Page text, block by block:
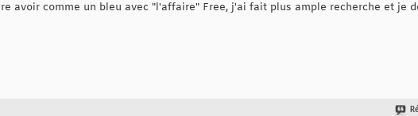
avoir comme un bleu avec "l'affaire" Free, j'ai fait plus ample recherche et je